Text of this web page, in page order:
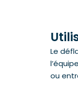
Le
ou